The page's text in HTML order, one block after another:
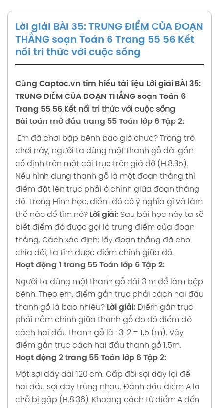
Lời giải BÀI 29: TÍNH TOÁN VỚI SỐ THẬP PHÂN
soạn Toán 6 Trang 31 32 33 34 Kết nối tri thức
với cuộc sống
soạn Toán 6 Trang 35 36 37 Kết nối tri thức
với cuộc sống
Lời giải BÀI 31: MỘT SỐ BÀI TOÁN VỀ TỈ SỐ VÀ
TỈ SỐ PHẦN TRĂM soạn Toán 6 Trang 38 39
40 Kết nối tri thức với cuộc sống
Lời giải LUYỆN TẬP CHUNG soạn Toán 6
Trang 41 Kết nối tri thức với cuộc sống
Lời giải BÀI TẬP CUỐI CHƯƠNG 7 soạn Toán
6 Trang 42 Kết nối tri thức với cuộc sống
Lời giải BÀI 35: TRUNG ĐIỂM CỦA ĐOẠN
THẲNG soạn Toán 6 Trang 55 56 Kết
nối tri thức với cuộc sống
Cùng Captoc.vn tìm hiểu tài liệu Lời giải BÀI 35:
TRUNG ĐIỂM CỦA ĐOẠN THẲNG soạn Toán 6
Trang 55 56 Kết nối tri thức với cuộc sống
Bài toán mở đầu trang 55 Toán lớp 6 Tập 2:
Em đã chơi bập bênh bao giờ chưa? Trong trò
chơi này, người ta dùng một thanh gỗ dài gắn
cố định trên một cái trục trên giá đỡ (H.8.35).
Nếu hình dung thanh gỗ là một đoạn thẳng thì
điểm đặt lên trục phải ở chính giữa đoạn thẳng
đó. Trong Hình học, điểm đó có ý nghĩa gì và làm
thế nào để tìm nó? Lời giải: Sau bài học này ta sẽ
biết điểm đó được gọi là trung điểm của đoạn
thẳng. Cách xác định: lấy đoạn thẳng đã cho
chia đôi, ta tìm được điểm chính giữa đó.
Hoạt động 1 trang 55 Toán lớp 6 Tập 2:
Người ta dùng một thanh gỗ dài 3 m để làm bập
bênh. Theo em, điểm gắn trục phải cách hai đầu
thanh gỗ là bao nhiêu? Lời giải: Điểm gắn trục
phải nằm chính giữa thanh gỗ do đó điểm đó
cách hai đầu thanh gỗ là : 3: 2 = 1,5 (m). Vậy
điểm gắn trục cách hai đầu thanh gỗ 1,5m.
Hoạt động 2 trang 55 Toán lớp 6 Tập 2:
Một sợi dây dài 120 cm. Gấp đôi sợi dây lại để
hai đầu sợi dây trùng nhau. Đánh dấu điểm A là
chỗ bị gập (H.8.36). Khoảng cách từ điểm A đến